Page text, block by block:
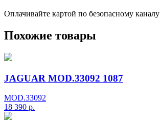
Оплачивайте картой по безопасному каналу
Похожие товары
JAGUAR MOD.33092 1087
MOD.33092
18 390 р.